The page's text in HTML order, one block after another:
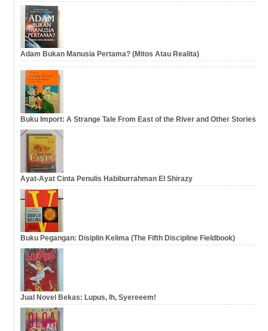
Adam Bukan Manusia Pertama? (Mitos Atau Realita)
Buku Import: A Strange Tale From East of the River and Other Stories
Ayat-Ayat Cinta Penulis Habiburrahman El Shirazy
Buku Pegangan: Disiplin Kelima (The Fifth Discipline Fieldbook)
Jual Novel Bekas: Lupus, Ih, Syereeem!